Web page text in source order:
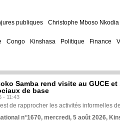
publiques Christophe Mboso
Congo Kinshasa Politique Finance
Samba rend visite au GUCE
de base
- 11:43
de rapprocher les activités informelles
n°1670, mercredi, 5 août 2026,